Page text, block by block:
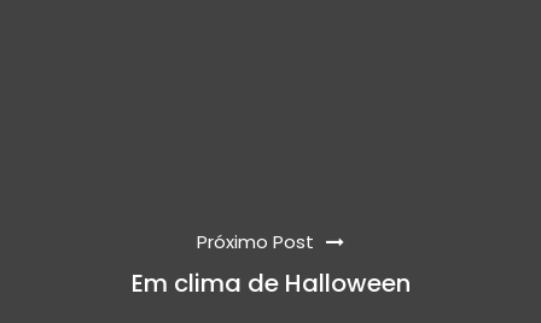
Próximo Post
Em clima de Halloween